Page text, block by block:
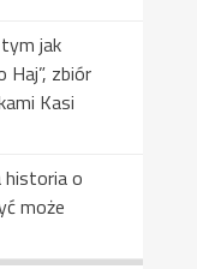
jak
Haj”, zbiór
Kasi
historia o
może